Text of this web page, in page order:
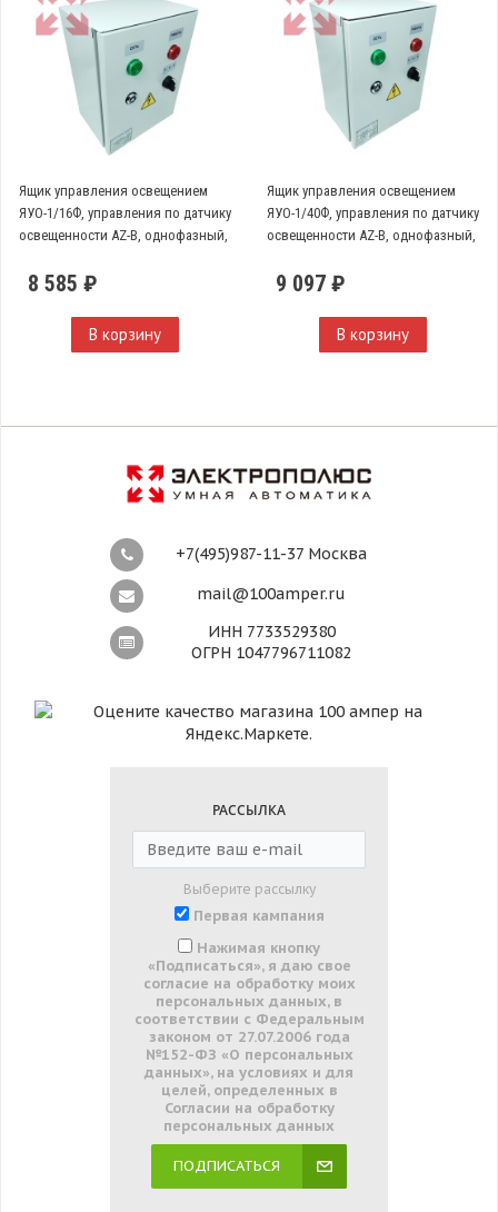
Ящик управления освещением
ЯУО-1/16Ф, управления по датчику
освещенности AZ-B, однофазный,
8 585 ₽
В корзину
Ящик управления освещением
ЯУО-1/40Ф, управления по датчику
освещенности AZ-B, однофазный,
9 097 ₽
В корзину
+7(495)987-11-37 Москва
mail@100amper.ru
ИНН 7733529380
ОГРН 1047796711082
РАССЫЛКА
Выберите рассылку
Первая кампания
Нажимая кнопку
«Подписаться», я даю свое
согласие на обработку моих
персональных данных, в
соответствии с Федеральным
законом от 27.07.2006 года
№152-ФЗ «О персональных
данных», на условиях и для
целей, определенных в
Согласии на обработку
персональных данных
ПОДПИСАТЬСЯ